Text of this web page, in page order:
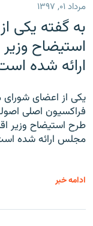
مرداد ۰۱, ۱۳۹۷
به گفته یکی
استیضاح
ارائه شده
یکی از اعضای
فراکسیون اصلی
مجلس ارائه شده
ادامه خبر